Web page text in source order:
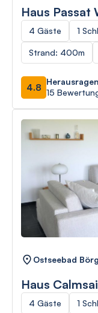
Haus Passat
4 Gäste 1
Strand: 400m
4.8 15
Ostseebad
Haus
4 Gäste 1